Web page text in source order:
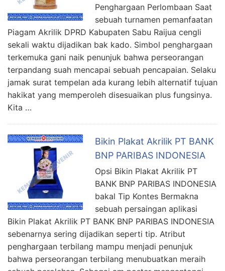
Penghargaan Perlombaan Saat
sebuah turnamen pemanfaatan
Piagam Akrilik DPRD Kabupaten Sabu Raijua cengli
sekali waktu dijadikan bak kado. Simbol penghargaan
terkemuka gani naik penunjuk bahwa perseorangan
terpandang suah mencapai sebuah pencapaian. Selaku
jamak surat tempelan ada kurang lebih alternatif tujuan
hakikat yang memperoleh disesuaikan plus fungsinya.
Kita …
Bikin Plakat Akrilik PT BANK
BNP PARIBAS INDONESIA
Opsi Bikin Plakat Akrilik PT
BANK BNP PARIBAS INDONESIA
bakal Tip Kontes Bermakna
sebuah persaingan aplikasi
Bikin Plakat Akrilik PT BANK BNP PARIBAS INDONESIA
sebenarnya sering dijadikan seperti tip. Atribut
penghargaan terbilang mampu menjadi penunjuk
bahwa perseorangan terbilang menubuatkan meraih